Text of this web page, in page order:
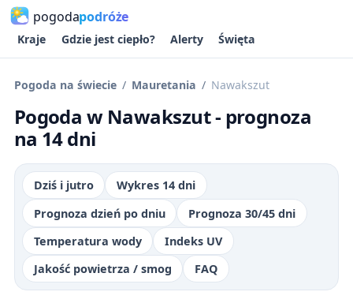
pogodapodróże
Kraje Gdzie jest ciepło? Alerty Święta
Pogoda na świecie Mauretania Nawakszut
Pogoda w Nawakszut - prognoza
na 14 dni
Dziś i jutro
Wykres 14 dni
Prognoza dzień po dniu
Prognoza 30/45 dni
Temperatura wody
Indeks UV
Jakość powietrza / smog
FAQ